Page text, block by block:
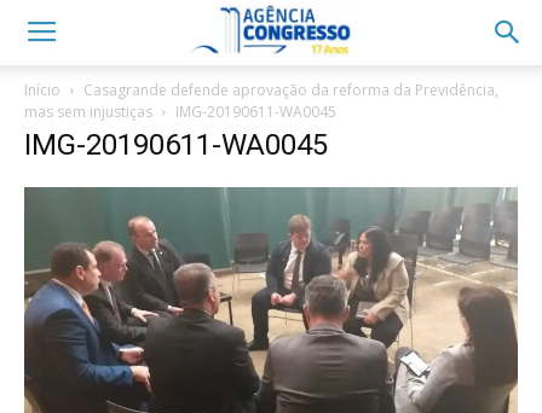
Início
Casagrande defende aprovação da reforma da Previdência,
mas sem injustiças
IMG-20190611-WA0045
IMG-20190611-WA0045